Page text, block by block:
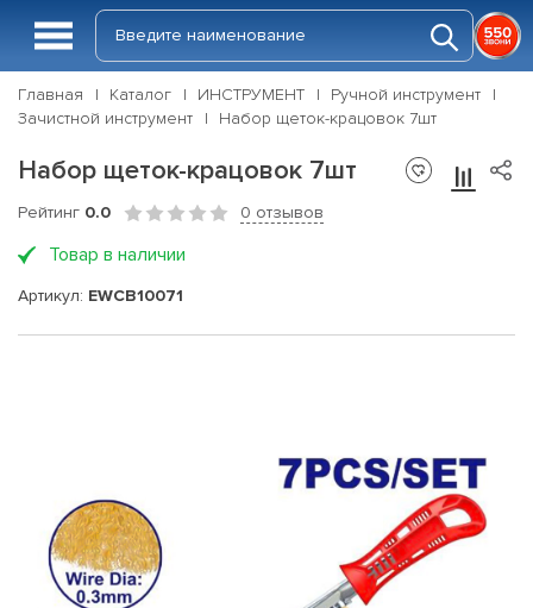
Главная Каталог ИНСТРУМЕНТ
Ручной инструмент
Зачистной инструмент
Набор щеток-крацовок 7шт
Набор щеток-крацовок 7шт
Рейтинг 0.0 0 отзывов
Товар в наличии
Артикул: EWCB10071